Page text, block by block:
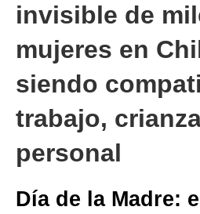
invisible de
mujeres en
siendo
trabajo,
personal
Día de la Madre: